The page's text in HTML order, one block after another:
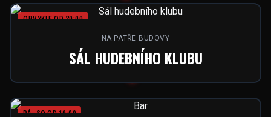
OBVYKLE OD 20:00
NA PATŘE BUDOVY
SÁL HUDEBNÍHO KLUBU
PÁ–SO OD 19:00